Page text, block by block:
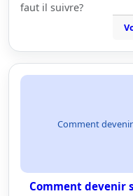
faut il suivre?
Comment
Comment devenir